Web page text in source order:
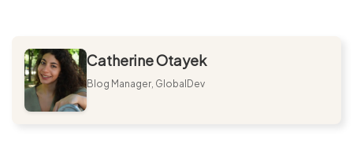
Catherine Otayek
Blog Manager, GlobalDev